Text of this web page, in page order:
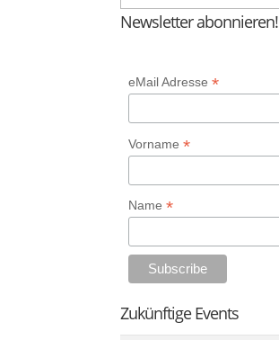
nach:
Newsletter abonnieren!
eMail Adresse*
Vorname*
Name*
Zukünftige Events